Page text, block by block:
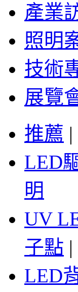
產業
照明
技術
展覽
推薦 |
LED
明
UV
子點 |
LED